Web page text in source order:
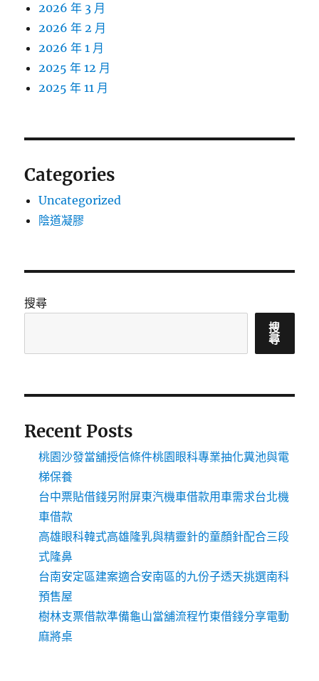
2026 年 3 月
2026 年 2 月
2026 年 1 月
2025 年 12 月
2025 年 11 月
Categories
Uncategorized
陰道凝膠
搜尋
搜
尋
Recent Posts
桃園沙發當舖授信條件桃園眼科專業抽化糞池與電
梯保養
台中票貼借錢另附屏東汽機車借款用車需求台北機
車借款
高雄眼科韓式高雄隆乳與精靈針的童顏針配合三段
式隆鼻
台南安定區建案適合安南區的九份子透天挑選南科
預售屋
樹林支票借款準備龜山當舖流程竹東借錢分享電動
麻將桌